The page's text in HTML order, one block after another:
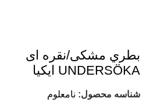
بطري مشکی/نقره ای
UNDERSÖKA ايكيا
شناسه محصول: نامعلوم